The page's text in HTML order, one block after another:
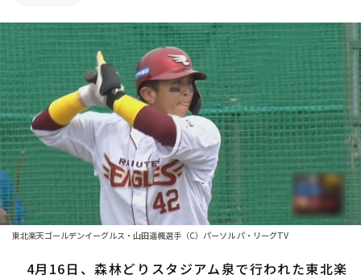
HOME
動画
日程・結果
順位表･成績
1軍公式戦
ファーム東地区
選手名鑑
選手名鑑トップ
北海道日本ハムファイターズ
ニュース
東北楽天ゴールデンイーグルス・山田遥楓選手（C）パーソル パ・リーグTV
4月16日、森林どりスタジアム泉で行われた東北楽